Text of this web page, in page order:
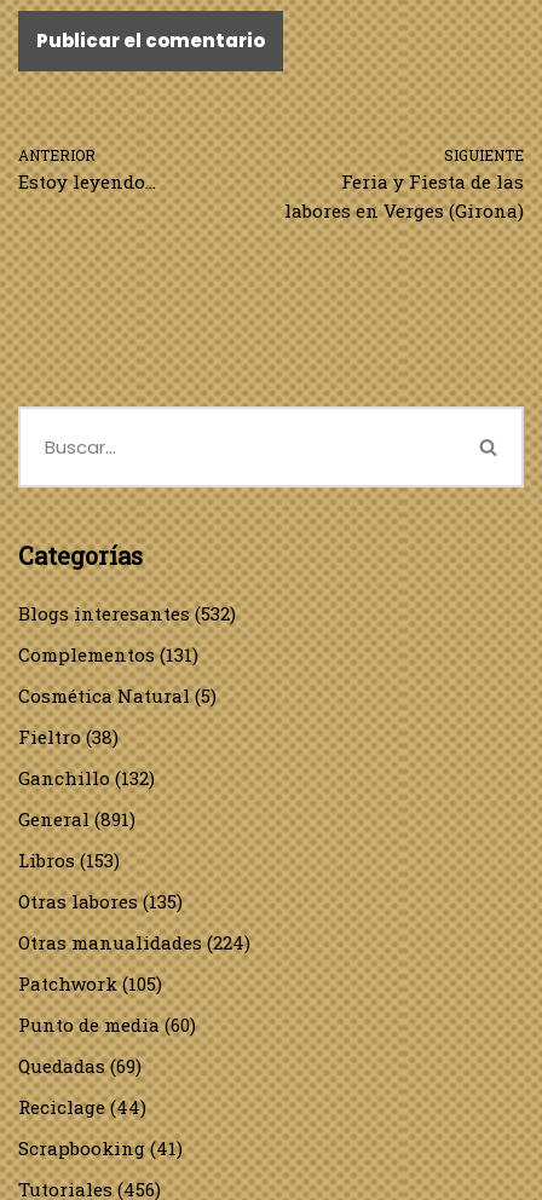
ANTERIOR
Estoy leyendo…
SIGUIENTE
Feria y Fiesta de las
labores en Verges (Girona)
Categorías
Blogs interesantes(532)
Complementos(131)
Cosmética Natural(5)
Fieltro(38)
Ganchillo(132)
General(891)
Libros(153)
Otras labores(135)
Otras manualidades(224)
Patchwork(105)
Punto de media(60)
Quedadas(69)
Reciclage(44)
Scrapbooking(41)
Tutoriales(456)